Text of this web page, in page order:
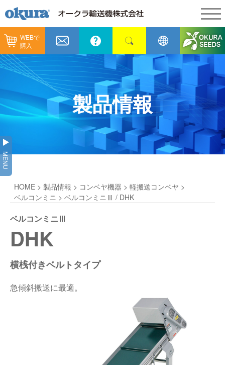
WEBで
購入
製品情報
製品情報
コンベヤ機器
コンベヤ機器を探す
ヒント集
GTPシステム
仕分けシステム
ピッキングシステム
保管システム
パレタイズ・デパレタイズシステム
バンニング・デバンニングシステム
納入事例
納入事例
全業種
飲料
通販
食品
メンテナンス
カタログ／CAD
代表あいさつ
企業理念
会社概要
事業所一覧
採用情報
ショールーム
オークラミュージアム
新着情報
製品情報
MENU
HOME > 製品情報 > コンベヤ機器 > 軽搬送コンベヤ >
ベルコンミニ > ベルコンミニⅢ / DHK
ベルコンミニⅢ
DHK
横桟付きベルトタイプ
急傾斜搬送に最適。